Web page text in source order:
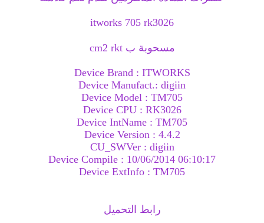
itworks 705 rk3026
مسحوبة ب cm2 rkt
Device Brand : ITWORKS
Device Manufact.: digiin
Device Model : TM705
Device CPU : RK3026
Device IntName : TM705
Device Version : 4.4.2
CU_SWVer : digiin
Device Compile : 10/06/2014 06:10:17
Device ExtInfo : TM705
رابط التحميل